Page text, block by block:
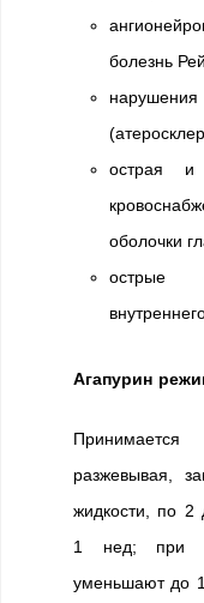
болезнь
острая и
оболочки
острые
Агапурин
разжевывая,
жидкости, по 2
1 нед; при
уменьшают до